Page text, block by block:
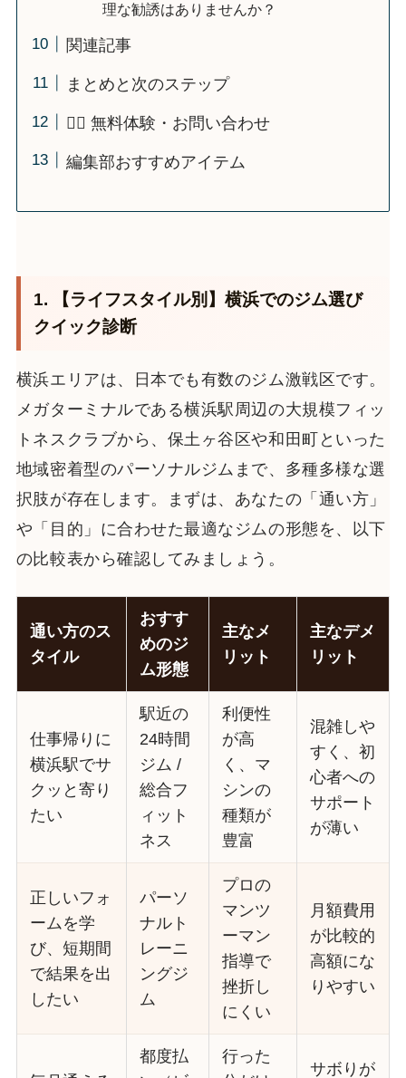
理な勧誘はありませんか？
関連記事
まとめと次のステップ
🏋️‍♂️ 無料体験・お問い合わせ
編集部おすすめアイテム
1. 【ライフスタイル別】横浜でのジム選び
クイック診断
横浜エリアは、日本でも有数のジム激戦区です。
メガターミナルである横浜駅周辺の大規模フィッ
トネスクラブから、保土ヶ谷区や和田町といった
地域密着型のパーソナルジムまで、多種多様な選
択肢が存在します。まずは、あなたの「通い方」
や「目的」に合わせた最適なジムの形態を、以下
の比較表から確認してみましょう。
通い方のス
タイル
おすす
めのジ
ム形態
主なメ
リット
主なデメ
リット
仕事帰りに
横浜駅でサ
クッと寄り
たい
駅近の
24時間
ジム /
総合フ
ィット
ネス
利便性
が高
く、マ
シンの
種類が
豊富
混雑しや
すく、初
心者への
サポート
が薄い
正しいフォ
ームを学
び、短期間
で結果を出
したい
パーソ
ナルト
レーニ
ングジ
ム
プロの
マンツ
ーマン
指導で
挫折し
にくい
月額費用
が比較的
高額にな
りやすい
都度払
行った
サボりが